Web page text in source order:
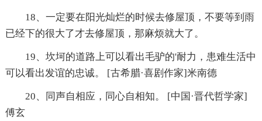
18、一定要在阳光灿烂的时候去修屋顶，不要等到雨
已经下的很大了才去修屋顶，那麻烦就大了。
19、坎坷的道路上可以看出毛驴的'耐力，患难生活中
可以看出发谊的忠诚。 [古希腊·喜剧作家]米南德
20、同声自相应，同心自相知。 [中国·晋代哲学家]
傅玄